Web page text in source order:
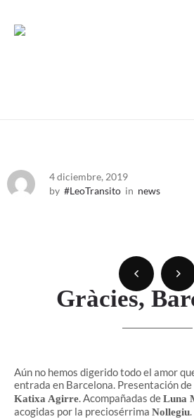
4 diciembre, 2019
by #LeoTransito in news
Gràcies,
Aún no hemos digerido todo el amor
entrada en Barcelona. Presentación de
Katixa Agirre. Acompañadas deLuna
acogidas por la preciosérrima Nollegiu.